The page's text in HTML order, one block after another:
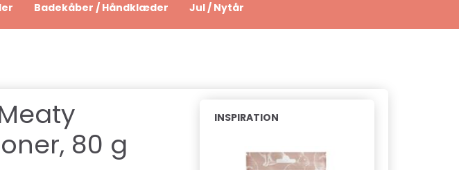
Badekåber / Håndklæder Jul / Nytår
80 g
INSPIRATION